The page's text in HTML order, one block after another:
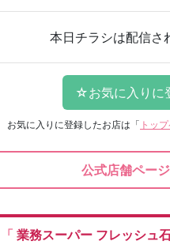
本日チラシは配信さ
お気に入りに登録したお店は 「 トッ
公式店舗ペー
「 業務スーパー フレッシュ